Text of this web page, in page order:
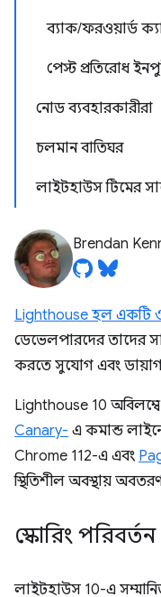
ব্যাক/ফরওয়ার্ড
পেস্ট প্রতিরোধ
নোড ব্যবহারকারীরা
চলমান বাতিঘর
লাইটহাউস টিমের
Brendan
Lighthouse হল একটি
ডেভেলপারদের তাদের
করতে সুযোগ এবং
Lighthouse 10 অবিলম্বে
Canary- এ কমান্ড
Chrome 112-এ এবং
স্থিতিশীল অবস্থায়
স্কোরিং পরিবর্তন
লাইটহাউস 10-এ